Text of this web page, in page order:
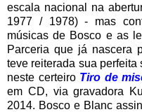
escala nacional na
1977 / 1978) - mas
músicas de Bosco e as
Parceria que já nascera
teve reiterada sua
neste certeiro Tiro de
em CD, via gravadora
2014. Bosco e Blanc